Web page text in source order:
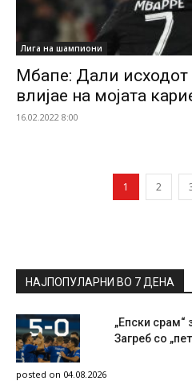
Лига на шампиони
Мбапе: Дали исходот
влијае на мојата
16.02.2022 8:00
1 2
НАЈПОПУЛАРНИ ВО 7 ДЕНА
„Епски
Загреб со
posted on 04.08.2026